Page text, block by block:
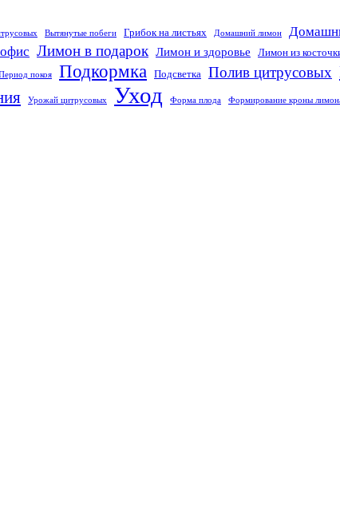
Вытянутые побеги Грибок на листьях Домашний лимон
Лимон в подарок Лимон и здоровье Лимон из
покоя Подкормка Подсветка Полив цитрусовых
Урожай цитрусовых Уход Форма плода Формирование кроны